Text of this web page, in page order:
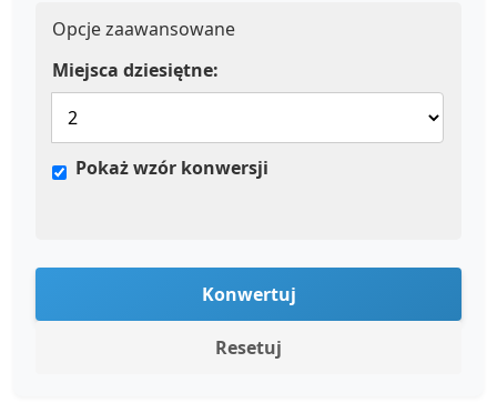
Opcje zaawansowane
Miejsca dziesiętne:
Pokaż wzór konwersji
Konwertuj
Resetuj